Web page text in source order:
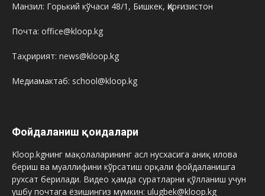
Манзил: Горький кўчаси 48/1, Бишкек, Қирғизистон
Почта: office@kloop.kg
Таҳририят: news@kloop.kg
Медиамактаб: school@kloop.kg
Фойдаланиш қоидалари
Kloop.kgнинг мақолаларининг асл нусхасига аниқ илова
бериш ва муаллифини кўрсатиш орқали фойдаланишга
рухсат берилади. Видео ҳамда суратларни қўлланиш учун
ушбу почтага ёзишингиз мумкин: ulugbek@kloop.kg